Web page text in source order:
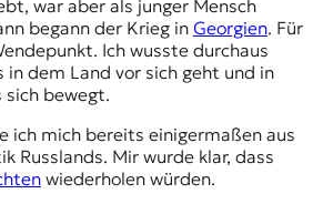
war aber als junger Mensch
begann der Krieg in Georgien. Für
Ich wusste durchaus
in dem Land vor sich geht und in
sich bewegt.
ich mich bereits einigermaßen aus
Russlands. Mir wurde klar, dass
wiederholen würden.